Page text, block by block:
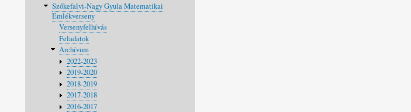
Szőkefalvi-Nagy Gyula Matematikai
Emlékverseny
Versenyfelhívás
Feladatok
Archívum
2022-2023
2019-2020
2018-2019
2017-2018
2016-2017